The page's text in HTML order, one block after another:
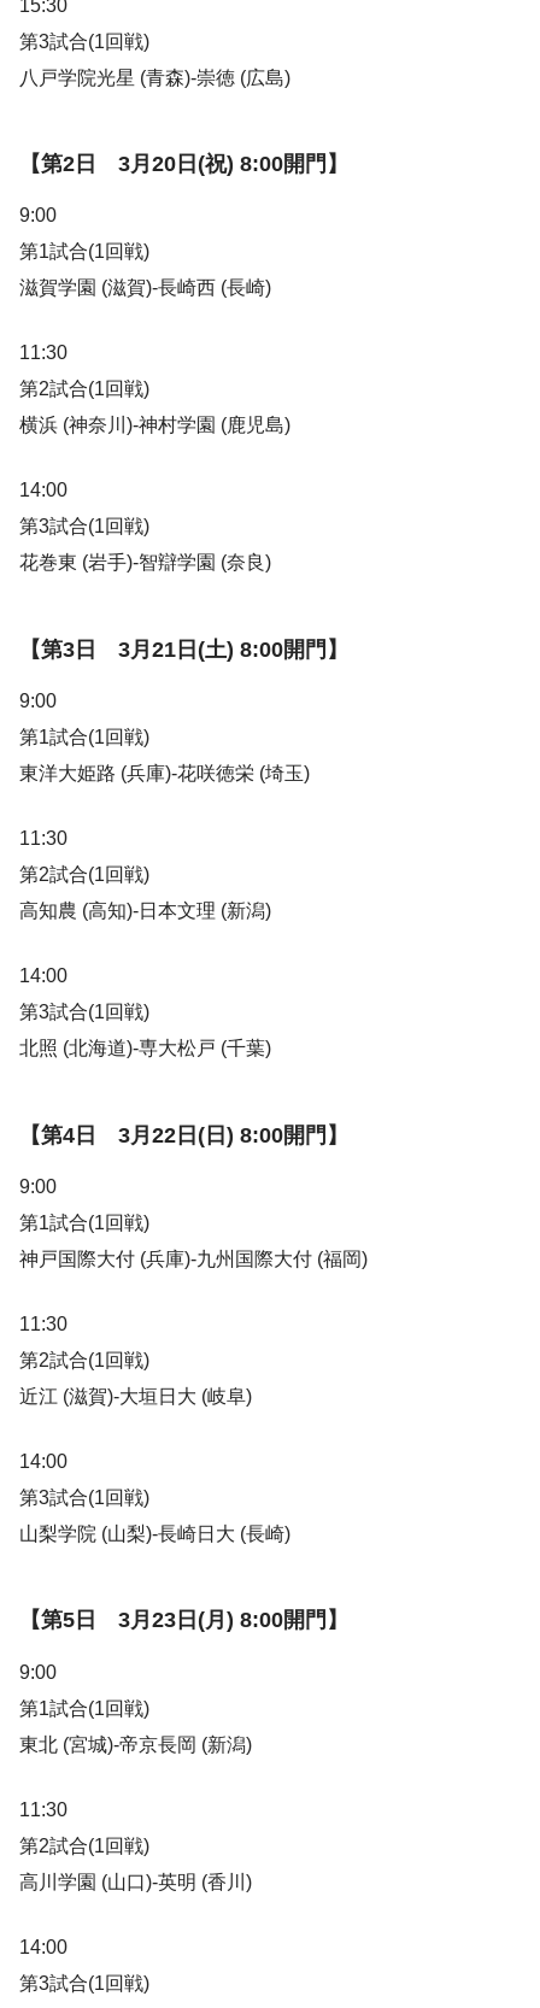
15:30
第3試合(1回戦)
八戸学院光星 (青森)-崇徳 (広島)
【第2日 3月20日(祝) 8:00開門】
9:00
第1試合(1回戦)
滋賀学園 (滋賀)-長崎西 (長崎)
11:30
第2試合(1回戦)
横浜 (神奈川)-神村学園 (鹿児島)
14:00
第3試合(1回戦)
花巻東 (岩手)-智辯学園 (奈良)
【第3日 3月21日(土) 8:00開門】
9:00
第1試合(1回戦)
東洋大姫路 (兵庫)-花咲徳栄 (埼玉)
11:30
第2試合(1回戦)
高知農 (高知)-日本文理 (新潟)
14:00
第3試合(1回戦)
北照 (北海道)-専大松戸 (千葉)
【第4日 3月22日(日) 8:00開門】
9:00
第1試合(1回戦)
神戸国際大付 (兵庫)-九州国際大付 (福岡)
11:30
第2試合(1回戦)
近江 (滋賀)-大垣日大 (岐阜)
14:00
第3試合(1回戦)
山梨学院 (山梨)-長崎日大 (長崎)
【第5日 3月23日(月) 8:00開門】
9:00
第1試合(1回戦)
東北 (宮城)-帝京長岡 (新潟)
11:30
第2試合(1回戦)
高川学園 (山口)-英明 (香川)
14:00
第3試合(1回戦)